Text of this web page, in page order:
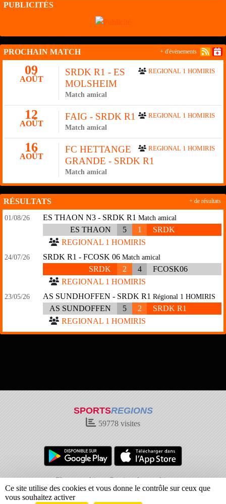
PUBLICITÉS
PROCHAIN MATCH
09
AOÛT
REGIONAL 1 HOMIRIS
SRDK R1 - ES
MOLSHEIM
Match amical
12
AOÛT
REGIONAL 1 HOMIRIS
FAIG - SRDK R1
Match amical
16
AOÛT
REGIONAL 1 HOMIRIS
FC HETTANGE
GRANDE - SRDK R1
Match amical
+ d'évènements
RÉSULTATS
01/08/26 ES THAON N3 - SRDK R1 Match amical
ES THAON 5 1
SRDK
REGIONAL 1 HOMIRIS
24/07/26 SRDK R1 - FCOSK 06 Match amical
SRDK 2 4
FCOSK06
REGIONAL 1 HOMIRIS
23/05/26 AS SUNDHOFFEN - SRDK R1 Régional 1 HOMIRIS
AS SUNDOFFEN 5 2
SRDK R1
REGIONAL 1 HOMIRIS
+ de résultats
SPORTSREGIONS
59778 visites
Charte cookies
Gestion des cookies
Informations légales
Signaler un contenu inapproprié
Ce site utilise des cookies et vous donne le contrôle sur ceux que
vous souhaitez activer